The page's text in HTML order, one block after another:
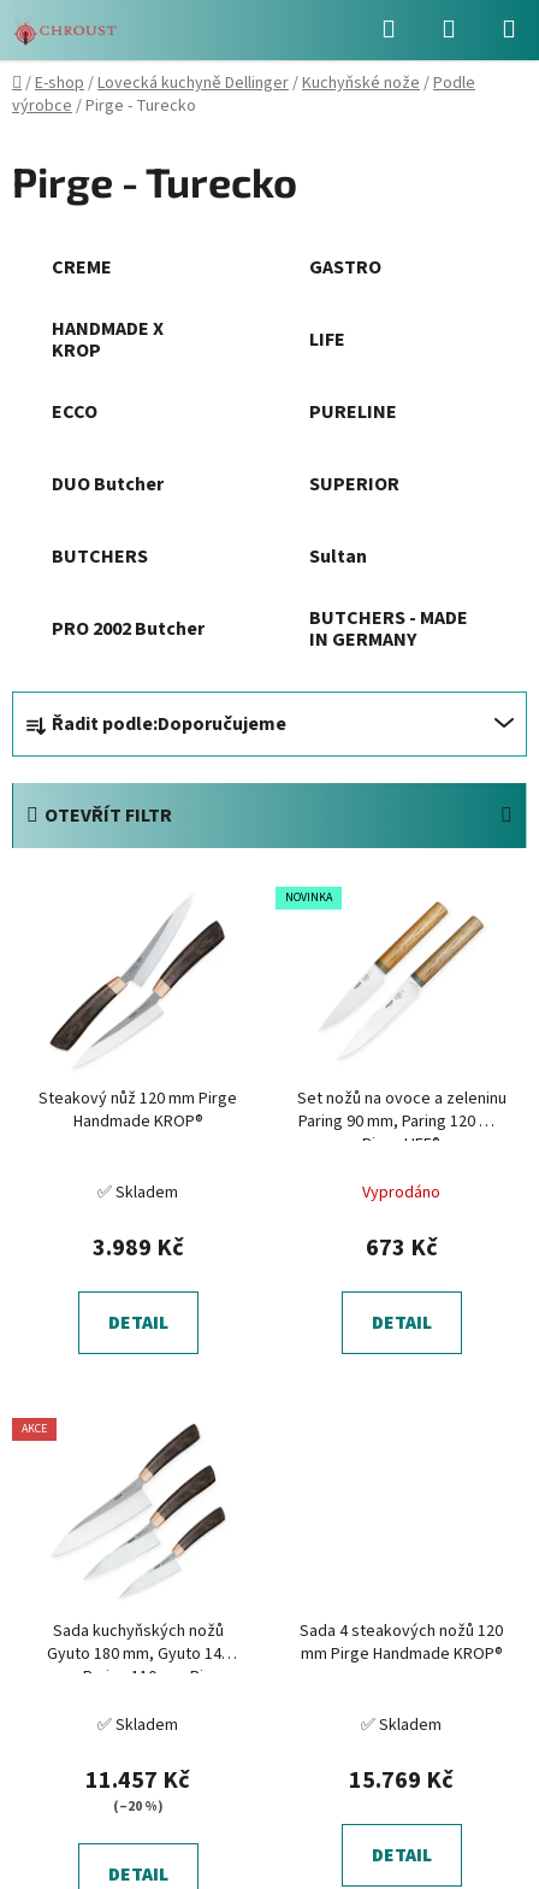
na
obsah
Hledat
KOŠÍK
Domů
/E-shop/Lovecká kuchyně Dellinger/Kuchyňské nože/Podle
výrobce/Pirge - Turecko
Pirge - Turecko
CREME GASTRO
HANDMADE X
KROP
LIFE
ECCO PURELINE
DUO Butcher SUPERIOR
BUTCHERS Sultan
PRO 2002 Butcher
BUTCHERS - MADE
IN GERMANY
a
z
Řadit podle:Doporučujeme
OTEVŘÍT FILTR
Steakový nůž 120 mm Pirge
Handmade KROP®
✅ Skladem
3.989 Kč
DETAIL
NOVINKA
Set nožů na ovoce a zeleninu
Paring 90 mm, Paring 120 mm
Pirge LIFE®
Vyprodáno
673 Kč
DETAIL
AKCE
Sada kuchyňských nožů
Gyuto 180 mm, Gyuto 140
mm, Paring 110 mm Pirge
✅ Skladem
11.457 Kč
(–20 %)
DETAIL
Sada 4 steakových nožů 120
mm Pirge Handmade KROP®
✅ Skladem
15.769 Kč
DETAIL